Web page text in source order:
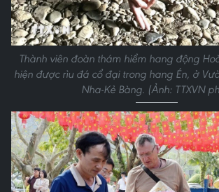
Thành viên đoàn thám hiểm hang động
hiện được rìu đá cổ đại trong hang Én, ở
Nha-Kẻ Bàng. (Ảnh: TTXVN